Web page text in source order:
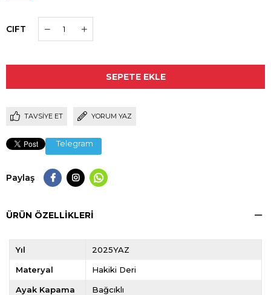
CIFT
TAVSIYE ET YORUM YAZ
Telegram
Paylaş
ÜRÜN ÖZELLIKLERI
Yıl 2025YAZ
Materyal Hakiki Deri
Ayak Kapama Bağcıklı